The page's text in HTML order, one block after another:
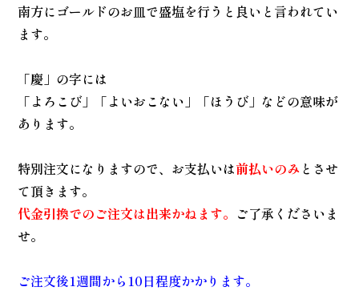
南方にゴールドのお皿で盛塩を行うと良いと言われてい
ます。
「慶」の字には
「よろこび」「よいおこない」「ほうび」などの意味が
あります。
特別注文になりますので、お支払いは前払いのみ とさせ
て頂きます。
代金引換でのご注文は出来かねます。 ご了承くださいま
せ。
ご注文後1週間から10日程度かかります。